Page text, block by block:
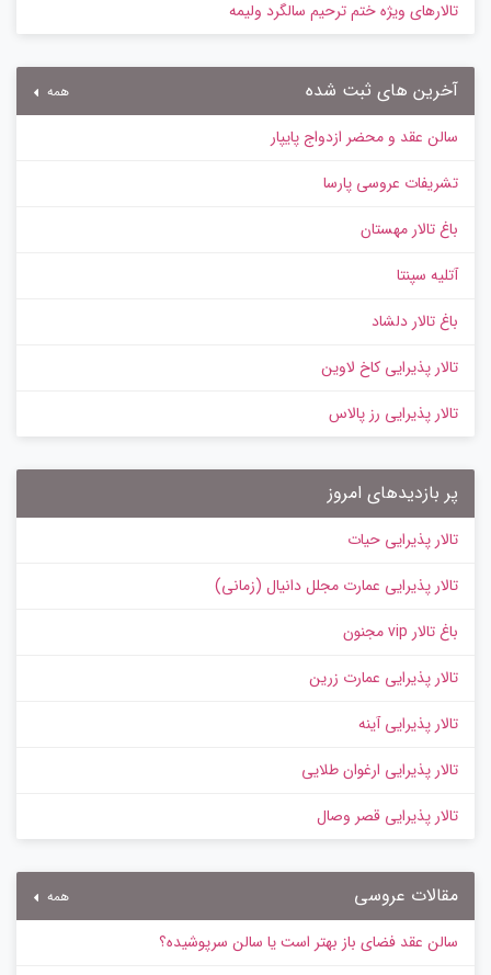
تالارهای ویژه ختم ترحیم سالگرد ولیمه
آخرین های ثبت شده همه
سالن عقد و محضر ازدواج پایپار
تشریفات عروسی پارسا
باغ تالار مهستان
آتلیه سپنتا
باغ تالار دلشاد
تالار پذیرایی کاخ لاوین
تالار پذیرایی رز پالاس
پر بازدیدهای امروز
تالار پذیرایی حیات
تالار پذیرایی عمارت مجلل دانیال (زمانی)
باغ تالار vip مجنون
تالار پذیرایی عمارت زرین
تالار پذیرایی آینه
تالار پذیرایی ارغوان طلایی
تالار پذیرایی قصر وصال
مقالات عروسی همه
سالن عقد فضای باز بهتر است یا سالن سرپوشیده؟